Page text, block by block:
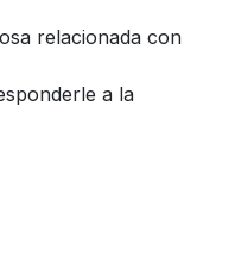
relacionada con
a la